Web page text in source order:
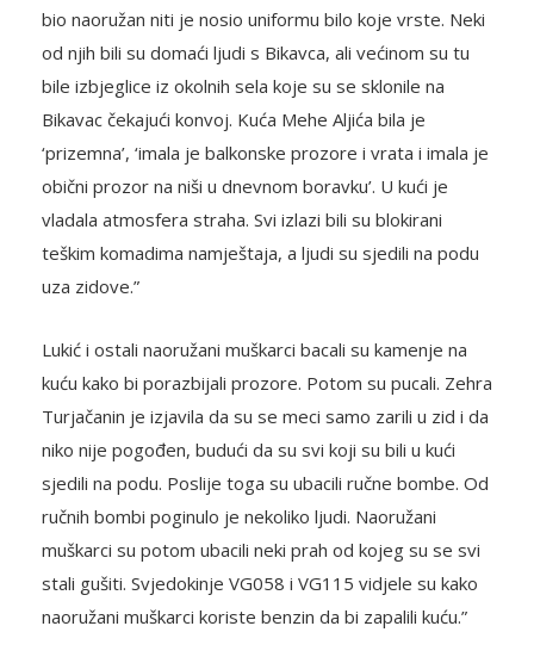
bio naoružan niti je nosio uniformu bilo koje vrste. Neki
od njih bili su domaći ljudi s Bikavca, ali većinom su tu
bile izbjeglice iz okolnih sela koje su se sklonile na
Bikavac čekajući konvoj. Kuća Mehe Aljića bila je
‘prizemna’, ‘imala je balkonske prozore i vrata i imala je
obični prozor na niši u dnevnom boravku’. U kući je
vladala atmosfera straha. Svi izlazi bili su blokirani
teškim komadima namještaja, a ljudi su sjedili na podu
uza zidove.”
Lukić i ostali naoružani muškarci bacali su kamenje na
kuću kako bi porazbijali prozore. Potom su pucali. Zehra
Turjačanin je izjavila da su se meci samo zarili u zid i da
niko nije pogođen, budući da su svi koji su bili u kući
sjedili na podu. Poslije toga su ubacili ručne bombe. Od
ručnih bombi poginulo je nekoliko ljudi. Naoružani
muškarci su potom ubacili neki prah od kojeg su se svi
stali gušiti. Svjedokinje VG058 i VG115 vidjele su kako
naoružani muškarci koriste benzin da bi zapalili kuću.”